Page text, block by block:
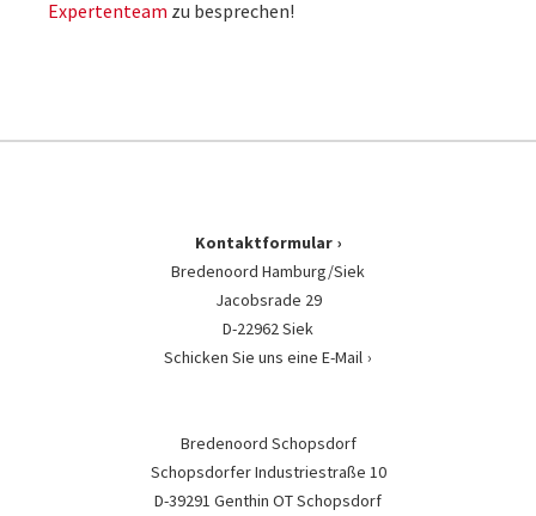
Expertenteam zu besprechen!
Kontaktformular
Bredenoord Hamburg/Siek
Jacobsrade 29
D-22962 Siek
Schicken Sie uns eine E-Mail
Bredenoord Schopsdorf
Schopsdorfer Industriestraße 10
D-39291 Genthin OT Schopsdorf